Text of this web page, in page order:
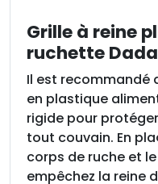
Grille à reine
ruchette
Il est recommandé
en plastique
rigide pour
tout couvain. En
corps de ruche et
empêchez la reine